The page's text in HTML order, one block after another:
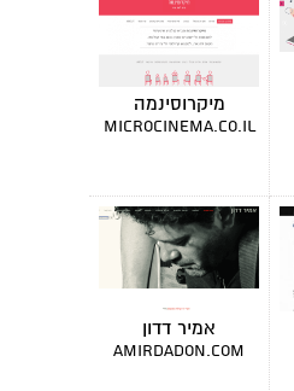
מיקרוסינמה
microcinema.co.il
אמיר דדון
amirdadon.com